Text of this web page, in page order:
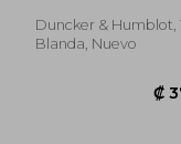
Von
Gesellschaft Und
Duncker & Humblot,
Blanda, Nuevo